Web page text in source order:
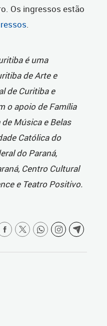
Os ingressos estão
.
é uma
de Arte e
de Curitiba e
o apoio de Família
Música e Belas
Católica do
do Paraná,
Centro Cultural
e Teatro Positivo.